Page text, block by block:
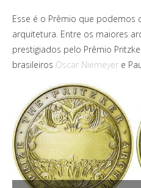
Esse é o Prêmio que podemos
arquitetura. Entre os maiores
prestigiados pelo Prêmio
brasileiros Oscar Niemeyer e